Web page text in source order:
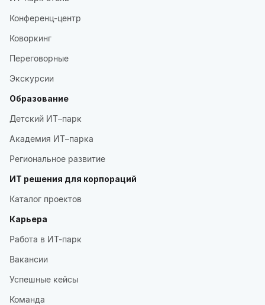
Конференц-центр
Коворкинг
Переговорные
Экскурсии
Образование
Детский ИТ–парк
Академия ИТ–парка
Региональное развитие
ИТ решения для корпораций
Каталог проектов
Карьера
Работа в ИТ-парк
Вакансии
Успешные кейсы
Команда